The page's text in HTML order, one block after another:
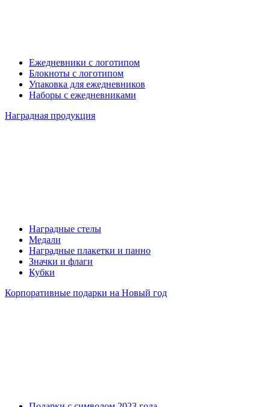
Ежедневники с логотипом
Блокноты с логотипом
Упаковка для ежедневников
Наборы с ежедневниками
Наградная продукция
Наградные стелы
Медали
Наградные плакетки и панно
Значки и флаги
Кубки
Корпоративные подарки на Новый год